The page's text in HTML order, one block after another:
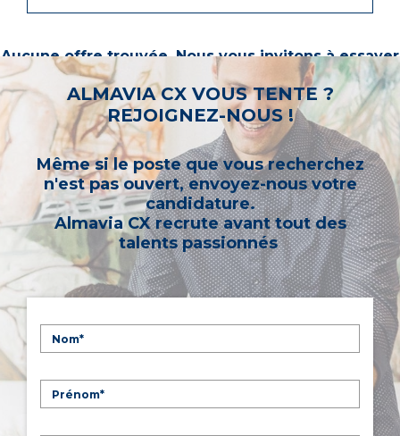
Aucune offre trouvée. Nous vous invitons à essayer
d’autres mots-clés ou à sélectionner un « métier ».
ALMAVIA CX VOUS TENTE ?
REJOIGNEZ-NOUS !
Même si le poste que vous recherchez
n'est pas ouvert, envoyez-nous votre
candidature.
Almavia CX recrute avant tout des
talents passionnés